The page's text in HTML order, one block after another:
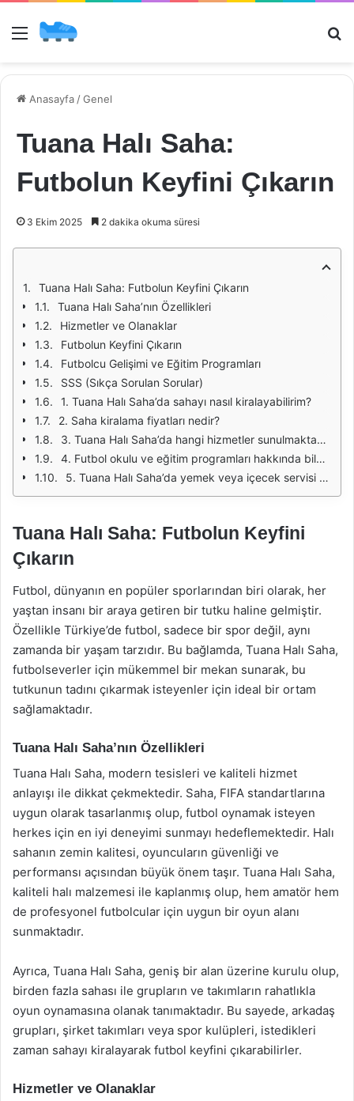
Menü
Anasayfa /Genel
Tuana Halı Saha:
Futbolun Keyfini Çıkarın
3 Ekim 2025 2 dakika okuma süresi
Tuana Halı Saha: Futbolun Keyfini Çıkarın
Tuana Halı Saha’nın Özellikleri
Hizmetler ve Olanaklar
Futbolun Keyfini Çıkarın
Futbolcu Gelişimi ve Eğitim Programları
SSS (Sıkça Sorulan Sorular)
1. Tuana Halı Saha’da sahayı nasıl kiralayabilirim?
2. Saha kiralama fiyatları nedir?
3. Tuana Halı Saha’da hangi hizmetler sunulmaktadır?
4. Futbol okulu ve eğitim programları hakkında bilgi alabilir miyim?
5. Tuana Halı Saha’da yemek veya içecek servisi var mı?
Tuana Halı Saha: Futbolun Keyfini
Çıkarın
Futbol, dünyanın en popüler sporlarından biri olarak, her
yaştan insanı bir araya getiren bir tutku haline gelmiştir.
Özellikle Türkiye’de futbol, sadece bir spor değil, aynı
zamanda bir yaşam tarzıdır. Bu bağlamda, Tuana Halı Saha,
futbolseverler için mükemmel bir mekan sunarak, bu
tutkunun tadını çıkarmak isteyenler için ideal bir ortam
sağlamaktadır.
Tuana Halı Saha’nın Özellikleri
Tuana Halı Saha, modern tesisleri ve kaliteli hizmet
anlayışı ile dikkat çekmektedir. Saha, FIFA standartlarına
uygun olarak tasarlanmış olup, futbol oynamak isteyen
herkes için en iyi deneyimi sunmayı hedeflemektedir. Halı
sahanın zemin kalitesi, oyuncuların güvenliği ve
performansı açısından büyük önem taşır. Tuana Halı Saha,
kaliteli halı malzemesi ile kaplanmış olup, hem amatör hem
de profesyonel futbolcular için uygun bir oyun alanı
sunmaktadır.
Ayrıca, Tuana Halı Saha, geniş bir alan üzerine kurulu olup,
birden fazla sahası ile grupların ve takımların rahatlıkla
oyun oynamasına olanak tanımaktadır. Bu sayede, arkadaş
grupları, şirket takımları veya spor kulüpleri, istedikleri
zaman sahayı kiralayarak futbol keyfini çıkarabilirler.
Hizmetler ve Olanaklar